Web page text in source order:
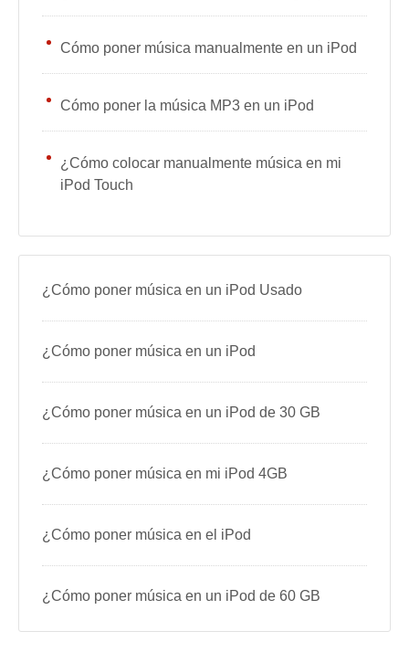
Cómo poner música manualmente en un iPod
Cómo poner la música MP3 en un iPod
¿Cómo colocar manualmente música en mi
iPod Touch
¿Cómo poner música en un iPod Usado
¿Cómo poner música en un iPod
¿Cómo poner música en un iPod de 30 GB
¿Cómo poner música en mi iPod 4GB
¿Cómo poner música en el iPod
¿Cómo poner música en un iPod de 60 GB